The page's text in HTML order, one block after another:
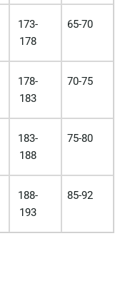
173-
178
65-70
178-
183
70-75
183-
188
75-80
188-
193
85-92